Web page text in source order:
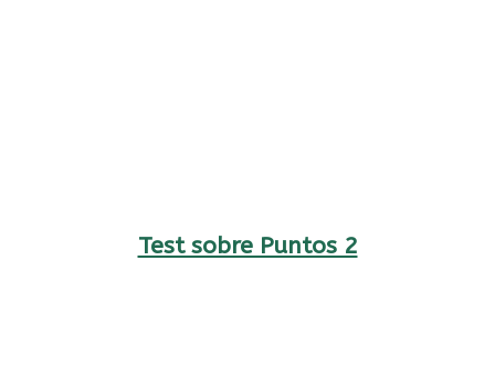
Test sobre Puntos 2